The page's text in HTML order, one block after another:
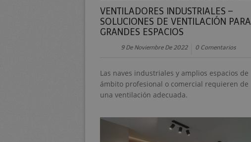
VENTILADORES INDUSTRIALES –
SOLUCIONES DE VENTILACIÓN PARA
GRANDES ESPACIOS
9 De Noviembre De 2022 0 Comentarios
Las naves industriales y amplios espacios de
ámbito profesional o comercial requieren de
una ventilación adecuada.